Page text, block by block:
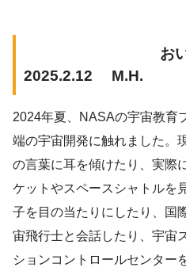
おいで館
2025.2.12 M.H.
2024年夏、NASAの宇宙教育
端の宇宙開発に触れました。
の言葉に耳を傾けたり、実際
ケットやスペースシャトルを
子を目の当たりにしたり、国
宙飛行士と会話したり、宇宙
ションコントロールセンター